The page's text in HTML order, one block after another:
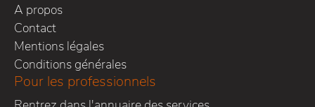
A propos
Contact
Mentions légales
Conditions générales
Pour les professionnels